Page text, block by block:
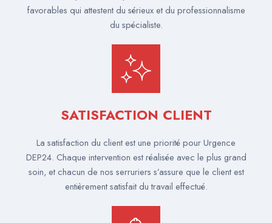
favorables qui attestent du sérieux et du professionnalisme
du spécialiste.
SATISFACTION CLIENT
La satisfaction du client est une priorité pour Urgence
DEP24. Chaque intervention est réalisée avec le plus grand
soin, et chacun de nos serruriers s’assure que le client est
entièrement satisfait du travail effectué.